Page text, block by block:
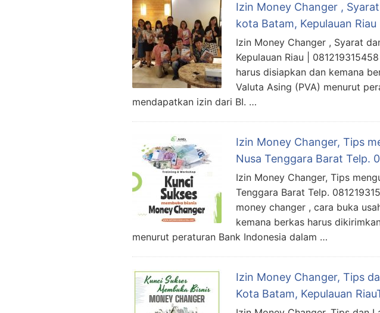
Izin Money Changer ,
kota Batam, Kepulauan
Izin Money Changer , Syarat
Kepulauan Riau |
harus disiapkan dan kemana
Valuta Asing (PVA) menurut
mendapatkan izin dari BI. …
Izin Money Changer, Tips
Nusa Tenggara Barat Telp.
Izin Money Changer, Tips
Tenggara Barat Telp.
money changer , cara buka
kemana berkas harus
menurut peraturan Bank Indonesia dalam …
Izin Money Changer, Tips
Kota Batam, Kepulauan